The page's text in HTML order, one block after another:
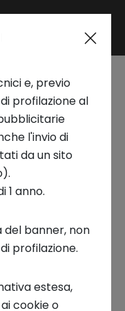
Area riservata
e, previo
profilazione al
l'invio di
da un sito
1 anno.
del banner, non
profilazione.
estesa,
cookie o